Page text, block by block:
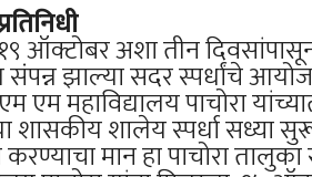
ऑक्टोबर अशा तीन
संपन्न झाल्या सदर स्पर्धांचे
एम महाविद्यालय पाचोरा
शालेय स्पर्धा सध्या
मान हा पाचोरा